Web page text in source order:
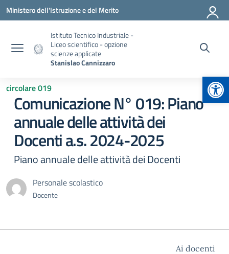
Vai ai contenuti
Vai al menu di navigazione
Vai al footer
Ministero dell'Istruzione e del Merito
Istituto Tecnico Industriale -
Liceo scientifico - opzione
scienze applicate
Stanislao Cannizzaro
circolare 019
Comunicazione N° 019: Piano
annuale delle attività dei
Docenti a.s. 2024-2025
Piano annuale delle attività dei Docenti
Personale scolastico
Docente
Ai docenti